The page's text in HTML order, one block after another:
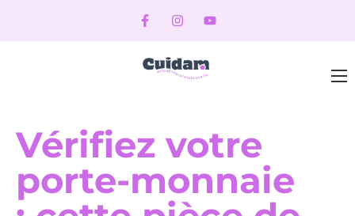
Vérifiez votre
porte-monnaie